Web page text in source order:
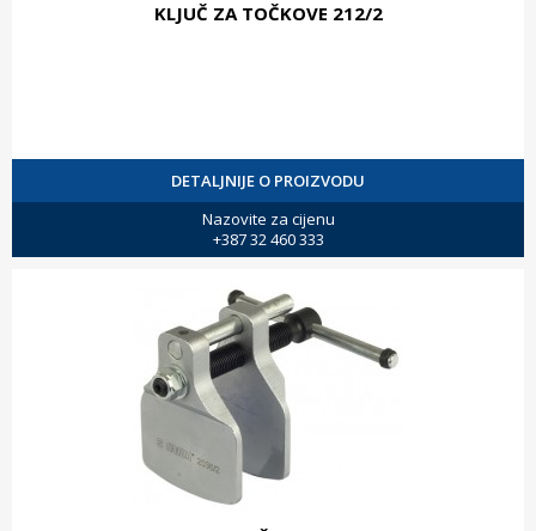
KLJUČ ZA TOČKOVE 212/2
DETALJNIJE O PROIZVODU
Nazovite za cijenu
+387 32 460 333